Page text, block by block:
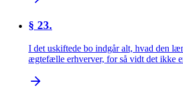
§ 23.
I det uskiftede bo indgår alt, hvad den
ægtefælle erhverver, for så vidt det ikke